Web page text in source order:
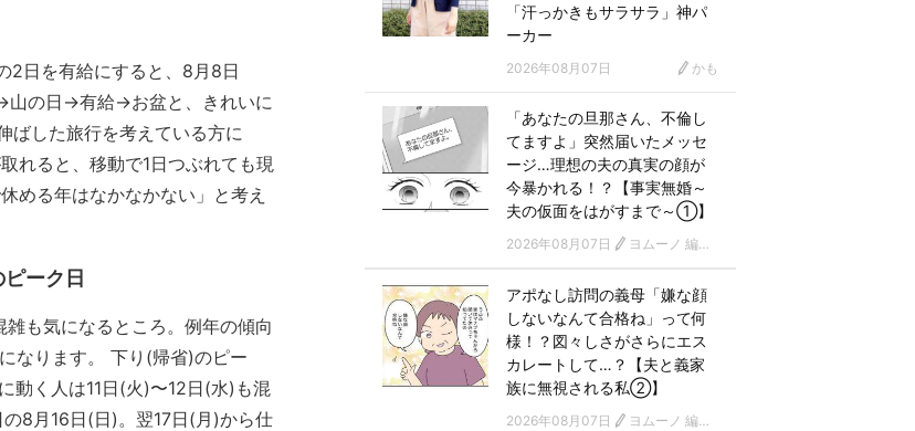
2日を有給にすると、8月8日
山の日→有給→お盆と、きれいに
ばした旅行を考えている方に
れると、移動で1日つぶれても現
める年はなかなかない」と考え
ーク日
も気になるところ。例年の傾向
なります。 下り(帰省)のピー
動く人は11日(火)〜12日(水)も混
8月16日(日)。翌17日(月)から仕
「汗っかきもサラサラ」神パ
ーカー
2026年08月07日 かも
「あなたの旦那さん、不倫し
てますよ」突然届いたメッセ
ージ…理想の夫の真実の顔が
今暴かれる！？【事実無婚～
夫の仮面をはがすまで～①】
2026年08月07日 ヨムーノ 編集部 漫画チーム
アポなし訪問の義母「嫌な顔
しないなんて合格ね」って何
様！？図々しさがさらにエス
カレートして…？【夫と義家
族に無視される私②】
2026年08月07日 ヨムーノ 編集部 漫画チーム